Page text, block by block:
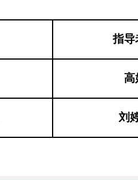
指导
高
刘